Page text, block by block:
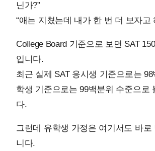
닌가?”
“애는 지쳤는데 내가 한 번 더 보자고
College Board 기준으로 보면 SAT
입니다.
최근 실제 SAT 응시생 기준으로는 98
학생 기준으로는 99백분위 수준으로
다.
그런데 유학생 가정은 여기서도 바로
니다.